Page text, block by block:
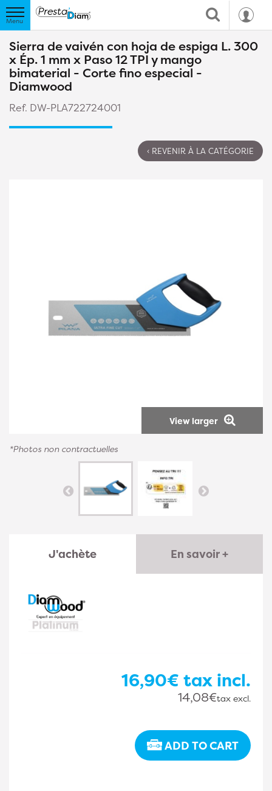
Sierra de vaivén con hoja de espiga L. 300
x Ép. 1 mm x Paso 12 TPI y mango
bimaterial - Corte fino especial -
Diamwood
Ref. DW-PLA722724001
‹ REVENIR À LA CATÉGORIE
View larger
*Photos non contractuelles
J'achète En savoir +
16,90€ tax incl.
14,08€tax excl.
ADD TO CART